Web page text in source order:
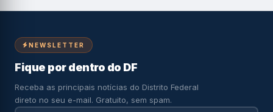
NEWSLETTER
Fique por dentro do DF
Receba as principais notícias do Distrito Federal
direto no seu e-mail. Gratuito, sem spam.